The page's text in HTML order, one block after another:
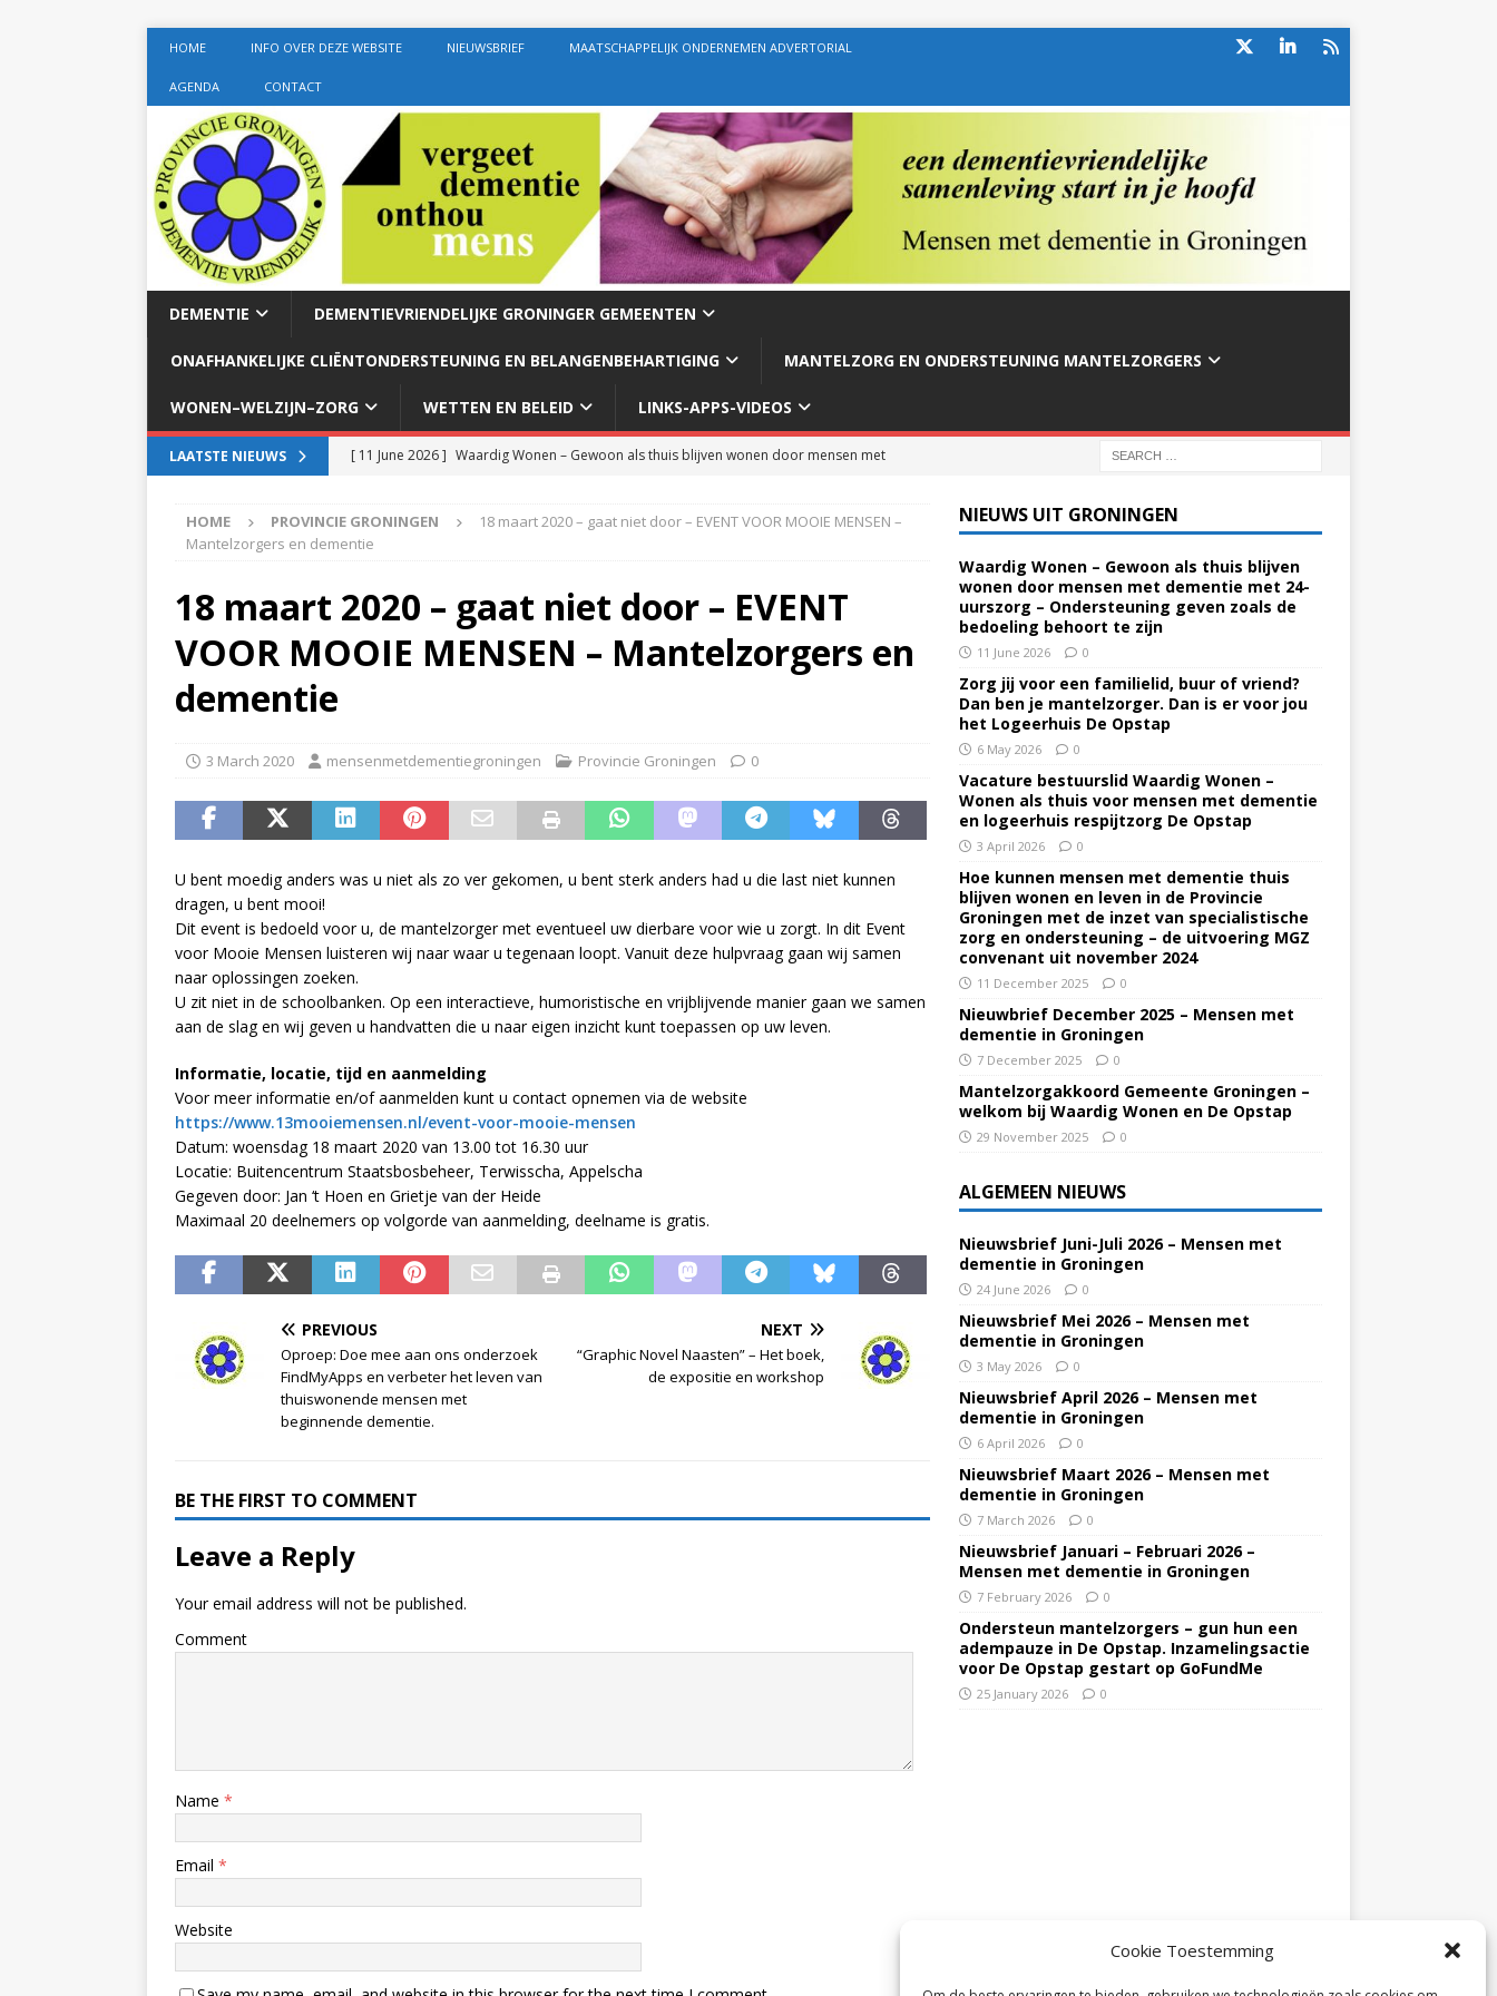
Cookie Toestemming
HOME INFO OVER DEZE WEBSITE NIEUWSBRIEF MAATSCHAPPELIJK ONDERNEMEN ADVERTORIAL
AGENDA CONTACT
DEMENTIE DEMENTIEVRIENDELIJKE GRONINGER GEMEENTEN
ONAFHANKELIJKE CLIËNTONDERSTEUNING EN BELANGENBEHARTIGING MANTELZORG EN ONDERSTEUNING MANTELZORGERS
WONEN–WELZIJN–ZORG WETTEN EN BELEID LINKS-APPS-VIDEOS
LAATSTE NIEUWS [ 11 June 2026 ] Waardig Wonen – Gewoon als thuis blijven wonen door mensen met
APPINGEDAM
is er voor jou het Logeerhuis De Opstap
GRONINGEN
[ 3 May 2026 ] Nieuwsbrief Mei 2026 – Mensen met dementie in Groningen
ALGEMEEN
ALGEMEEN NIEUWS
ALGEMEEN NIEUWS
HOME PROVINCIE GRONINGEN
18 maart 2020 – gaat niet door – EVENT VOOR MOOIE MENSEN –
Mantelzorgers en dementie
18 maart 2020 – gaat niet door – EVENT
VOOR MOOIE MENSEN – Mantelzorgers en
dementie
3 March 2020 mensenmetdementiegroningen Provincie Groningen 0
U bent moedig anders was u niet als zo ver gekomen, u bent sterk anders had u die last niet kunnen
dragen, u bent mooi!
Dit event is bedoeld voor u, de mantelzorger met eventueel uw dierbare voor wie u zorgt. In dit Event
voor Mooie Mensen luisteren wij naar waar u tegenaan loopt. Vanuit deze hulpvraag gaan wij samen
naar oplossingen zoeken.
U zit niet in de schoolbanken. Op een interactieve, humoristische en vrijblijvende manier gaan we samen
aan de slag en wij geven u handvatten die u naar eigen inzicht kunt toepassen op uw leven.
Informatie, locatie, tijd en aanmelding
Voor meer informatie en/of aanmelden kunt u contact opnemen via de website
https://www.13mooiemensen.nl/event-voor-mooie-mensen
Datum: woensdag 18 maart 2020 van 13.00 tot 16.30 uur
Locatie: Buitencentrum Staatsbosbeheer, Terwisscha, Appelscha
Gegeven door: Jan ‘t Hoen en Grietje van der Heide
Maximaal 20 deelnemers op volgorde van aanmelding, deelname is gratis.
PREVIOUS
Oproep: Doe mee aan ons onderzoek
FindMyApps en verbeter het leven van
thuiswonende mensen met
beginnende dementie.
NEXT
“Graphic Novel Naasten” – Het boek,
de expositie en workshop
BE THE FIRST TO COMMENT
Leave a Reply
Your email address will not be published.
Comment
Name *
Email *
Website
NIEUWS UIT GRONINGEN
Waardig Wonen – Gewoon als thuis blijven
wonen door mensen met dementie met 24-
uurszorg – Ondersteuning geven zoals de
bedoeling behoort te zijn
11 June 2026 0
Zorg jij voor een familielid, buur of vriend?
Dan ben je mantelzorger. Dan is er voor jou
het Logeerhuis De Opstap
6 May 2026 0
Vacature bestuurslid Waardig Wonen –
Wonen als thuis voor mensen met dementie
en logeerhuis respijtzorg De Opstap
3 April 2026 0
Hoe kunnen mensen met dementie thuis
blijven wonen en leven in de Provincie
Groningen met de inzet van specialistische
zorg en ondersteuning – de uitvoering MGZ
convenant uit november 2024
11 December 2025 0
Nieuwbrief December 2025 – Mensen met
dementie in Groningen
7 December 2025 0
Mantelzorgakkoord Gemeente Groningen –
welkom bij Waardig Wonen en De Opstap
29 November 2025 0
ALGEMEEN NIEUWS
Nieuwsbrief Juni-Juli 2026 – Mensen met
dementie in Groningen
24 June 2026 0
Nieuwsbrief Mei 2026 – Mensen met
dementie in Groningen
3 May 2026 0
Nieuwsbrief April 2026 – Mensen met
dementie in Groningen
6 April 2026 0
Nieuwsbrief Maart 2026 – Mensen met
dementie in Groningen
7 March 2026 0
Nieuwsbrief Januari – Februari 2026 –
Mensen met dementie in Groningen
7 February 2026 0
Ondersteun mantelzorgers – gun hun een
adempauze in De Opstap. Inzamelingsactie
voor De Opstap gestart op GoFundMe
25 January 2026 0